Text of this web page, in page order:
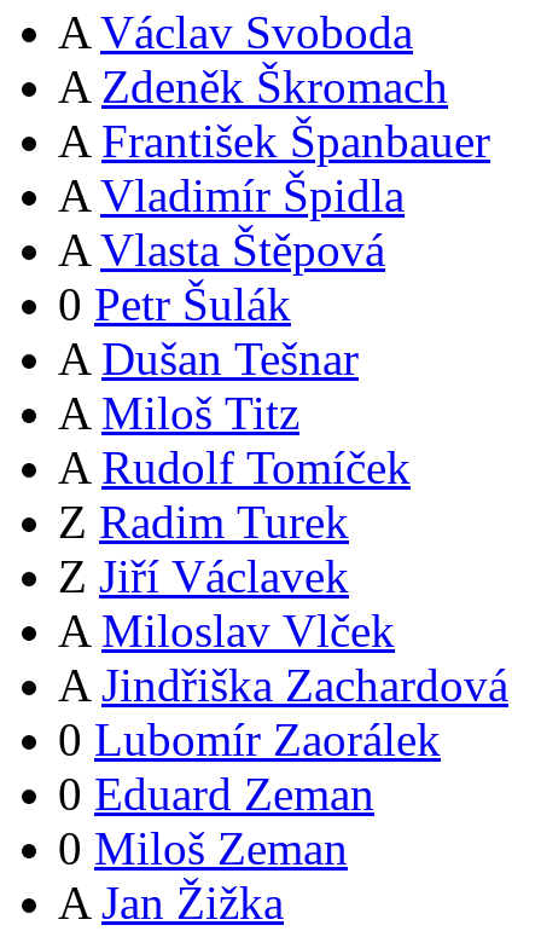
A Václav Svoboda
A Zdeněk Škromach
A František Španbauer
A Vladimír Špidla
A Vlasta Štěpová
0 Petr Šulák
A Dušan Tešnar
A Miloš Titz
A Rudolf Tomíček
Z Radim Turek
Z Jiří Václavek
A Miloslav Vlček
A Jindřiška Zachardová
0 Lubomír Zaorálek
0 Eduard Zeman
0 Miloš Zeman
A Jan Žižka